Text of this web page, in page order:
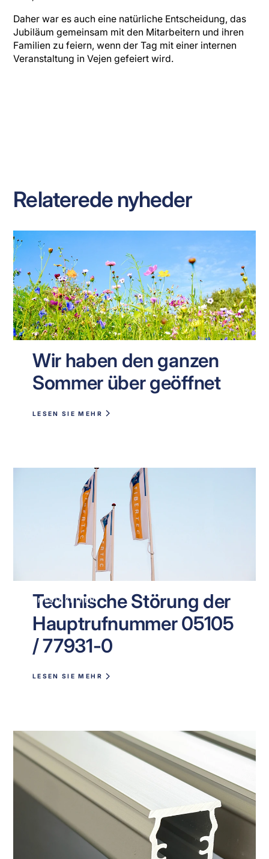
Daher war es auch eine natürliche Entscheidung, das
Jubiläum gemeinsam mit den Mitarbeitern und ihren
Familien zu feiern, wenn der Tag mit einer internen
Veranstaltung in Vejen gefeiert wird.
Relaterede nyheder
Wir haben den ganzen
Sommer über geöffnet
LESEN SIE MEHR
NEUIGKEITEN
Technische Störung der
Hauptrufnummer 05105
/ 77931-0
LESEN SIE MEHR